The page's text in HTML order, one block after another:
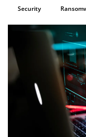
Security